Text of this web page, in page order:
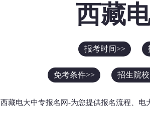
西藏
报考时间>>
免考条件>> 招生院
西藏电大中专报名网-为您提供报名流程、